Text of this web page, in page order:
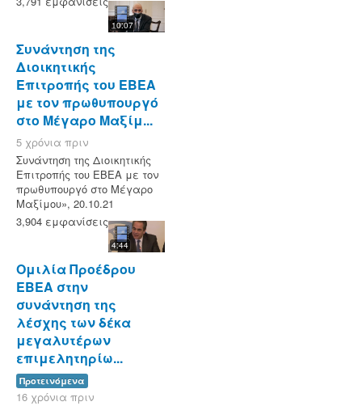
10:07
Συνάντηση της
Διοικητικής
Επιτροπής του ΕΒΕΑ
με τον πρωθυπουργό
στο Μέγαρο Μαξίμ...
5 χρόνια πριν
Συνάντηση της Διοικητικής
Επιτροπής του ΕΒΕΑ με τον
πρωθυπουργό στο Μέγαρο
Μαξίμου», 20.10.21
3,904 εμφανίσεις
4:44
Ομιλία Προέδρου
ΕΒΕΑ στην
συνάντηση της
λέσχης των δέκα
μεγαλυτέρων
επιμελητηρίω...
Προτεινόμενα
16 χρόνια πριν